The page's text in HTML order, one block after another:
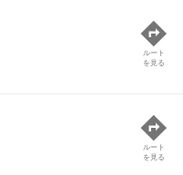
ルート
を見る
ルート
を見る